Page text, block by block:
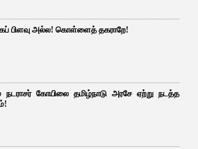
பிளவு அல்ல! கொள்ளைத் தகராறே!
நடராசர் கோயிலை தமிழ்நாடு அரசே ஏற்று நடத்த